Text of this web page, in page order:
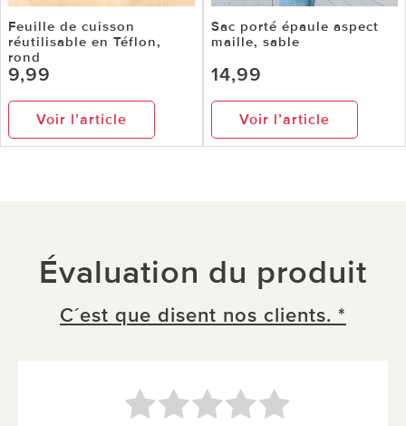
Feuille de cuisson
réutilisable en Téflon,
rond
9,99
Voir l’article
Sac porté épaule aspect
maille, sable
14,99
Voir l’article
Évaluation du produit
C´est que disent nos clients. *